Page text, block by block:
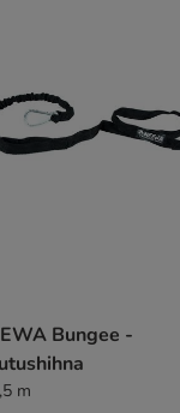
Bungee -
m